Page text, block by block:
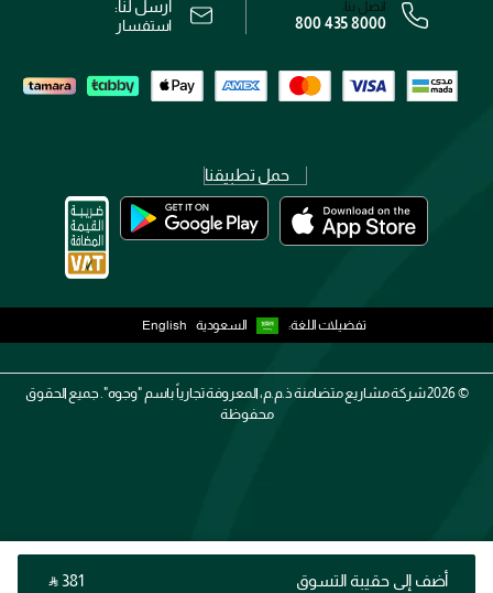
أضف إلى حقيبة التسوق ‎ ⃁ ⁦381⁩ ‎
رقم السجل التجاري: 7013320481 — صادر من وزارة التجارة
اتصل بنا:
800 435 8000
أرسل لنا:
استفسار
حمل تطبيقنا
تفضيلات اللغة: السعودية English
2026 ©شركة مشاريع متضامنة ذ.م.م، المعروفة تجارياً باسم "وجوه". جميع الحقوق
محفوظة